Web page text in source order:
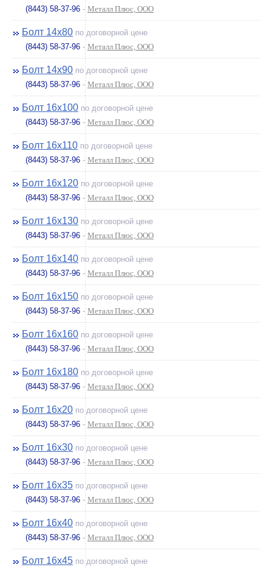
(8443) 58-37-96 - Металл Плюс, ООО
Болт 14х80 по договорной цене
(8443) 58-37-96 - Металл Плюс, ООО
Болт 14х90 по договорной цене
(8443) 58-37-96 - Металл Плюс, ООО
Болт 16х100 по договорной цене
(8443) 58-37-96 - Металл Плюс, ООО
Болт 16х110 по договорной цене
(8443) 58-37-96 - Металл Плюс, ООО
Болт 16х120 по договорной цене
(8443) 58-37-96 - Металл Плюс, ООО
Болт 16х130 по договорной цене
(8443) 58-37-96 - Металл Плюс, ООО
Болт 16х140 по договорной цене
(8443) 58-37-96 - Металл Плюс, ООО
Болт 16х150 по договорной цене
(8443) 58-37-96 - Металл Плюс, ООО
Болт 16х160 по договорной цене
(8443) 58-37-96 - Металл Плюс, ООО
Болт 16х180 по договорной цене
(8443) 58-37-96 - Металл Плюс, ООО
Болт 16х20 по договорной цене
(8443) 58-37-96 - Металл Плюс, ООО
Болт 16х30 по договорной цене
(8443) 58-37-96 - Металл Плюс, ООО
Болт 16х35 по договорной цене
(8443) 58-37-96 - Металл Плюс, ООО
Болт 16х40 по договорной цене
(8443) 58-37-96 - Металл Плюс, ООО
Болт 16х45 по договорной цене